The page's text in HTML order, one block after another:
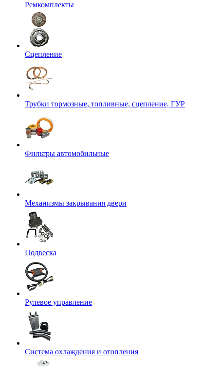
Ремкомплекты
Сцепление
Трубки тормозные, топливные, сцепление, ГУР
Фильтры автомобильные
Механизмы закрывания двери
Подвеска
Рулевое управление
Система охлаждения и отопления